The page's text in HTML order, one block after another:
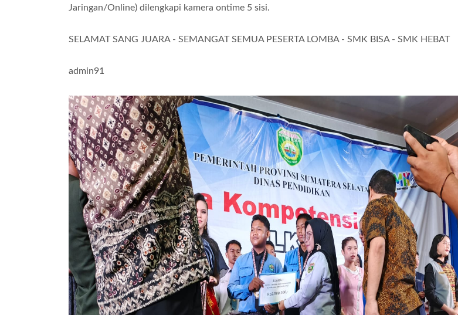
Jaringan/Online) dilengkapi kamera ontime 5 sisi.
SELAMAT SANG JUARA - SEMANGAT SEMUA PESERTA LOMBA - SMK BISA - SMK HEBAT
admin91